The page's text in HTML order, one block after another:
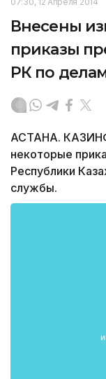
Внесены
приказы
РК по
АСТАНА.
некоторые
Республики
службы.